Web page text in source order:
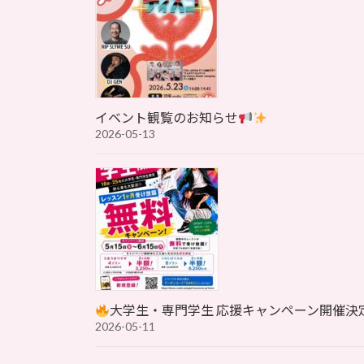
イベント観覧のお知らせ
2026-05-13
大学生・専門学生 応援キャンペーン開催決
2026-05-11